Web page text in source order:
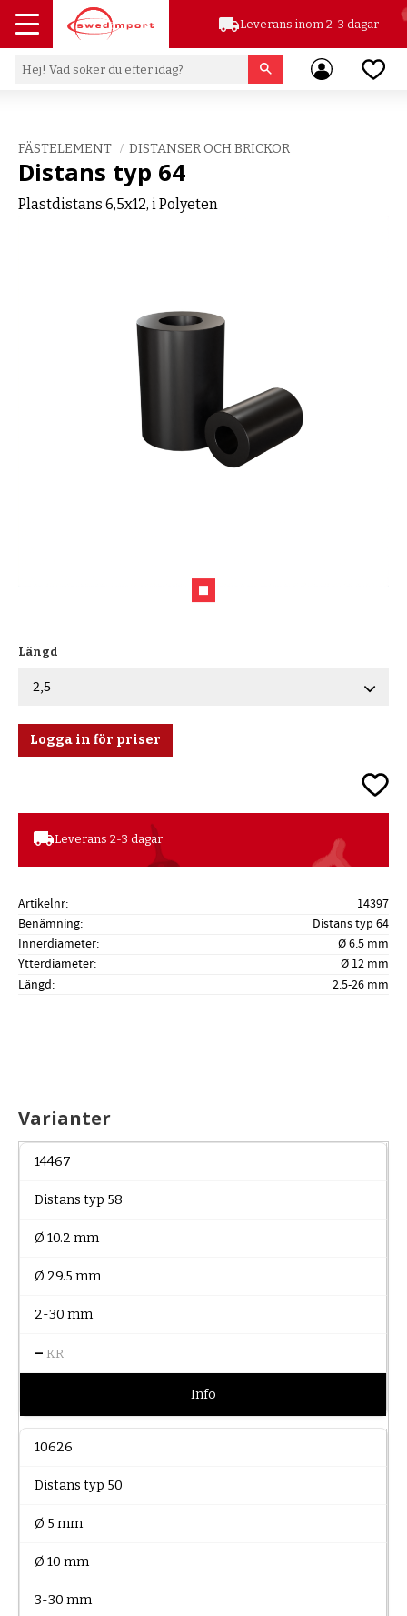
Meny
local_shippingLeverans inom 2-3 dagar
FÄSTELEMENT DISTANSER OCH BRICKOR
Distans typ 64
Plastdistans 6,5x12, i Polyeten
Längd
Logga in för priser
Lägg
local_shippingLeverans 2-3 dagar
Artikelnr
14397
Benämning
Distans typ 64
Innerdiameter
Ø 6.5 mm
Ytterdiameter
Ø 12 mm
Längd
2.5-26 mm
Varianter
14467
Distans typ 58
Ø 10.2 mm
Ø 29.5 mm
2-30 mm
– KR
Info
10626
Distans typ 50
Ø 5 mm
Ø 10 mm
3-30 mm